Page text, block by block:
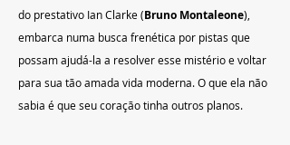
do prestativo Ian Clarke (Bruno Montaleone),
embarca numa busca frenética por pistas que
possam ajudá-la a resolver esse mistério e voltar
para sua tão amada vida moderna. O que ela não
sabia é que seu coração tinha outros planos.